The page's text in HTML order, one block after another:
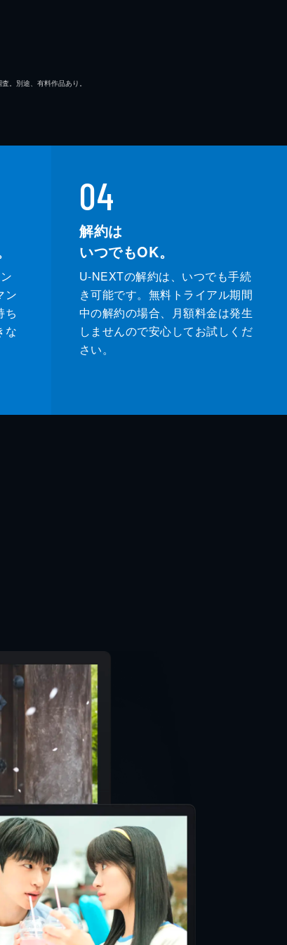
。別途、有料作品あり。
ン
ち
な
04
解約は
いつでもOK。
U-NEXTの解約は、いつでも手続
き可能です。無料トライアル期間
中の解約の場合、月額料金は発生
しませんので安心してお試しくだ
さい。